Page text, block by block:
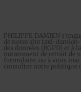
PHILIPPE DAMIEN
de notre site taxi-
des données (RGPD) et
notamment de retrait de
formulaire, ou à vous
consulter notre politique